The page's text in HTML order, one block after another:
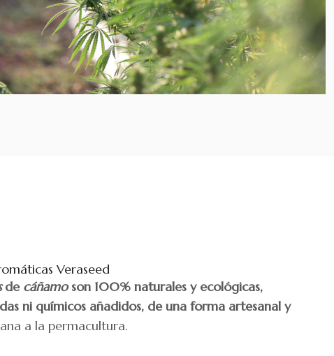
Veraseed
de cáñamoson 100% naturales y ecológicas,
ni químicos añadidos, de una forma artesanal y
a la permacultura.